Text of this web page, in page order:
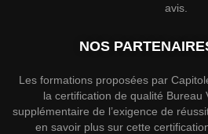
avis.
NOS
Les formations proposées par
la certification de qualité Bureau
supplémentaire de l’exigence de
en savoir plus sur cette